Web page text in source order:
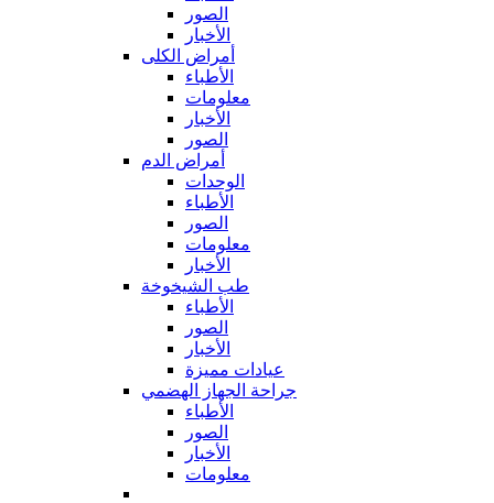
الصور
الأخبار
أمراض الكلى
الأطباء
معلومات
الأخبار
الصور
أمراض الدم
الوحدات
الأطباء
الصور
معلومات
الأخبار
طب الشيخوخة
الأطباء
الصور
الأخبار
عيادات مميزة
جراحة الجهاز الهضمي
الأطباء
الصور
الأخبار
معلومات